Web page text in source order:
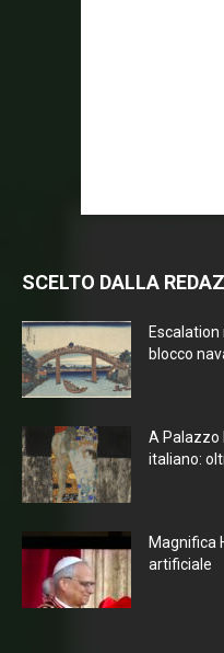
SCELTO DALLA
Escalation
blocco
A Palazzo
italiano:
Magnifica
artificiale